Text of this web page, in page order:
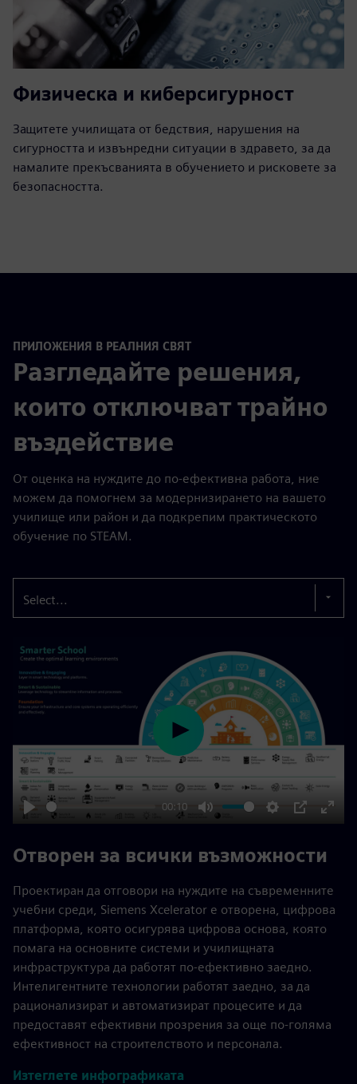
Физическа и киберсигурност
Защитете училищата от бедствия, нарушения на
сигурността и извънредни ситуации в здравето, за да
намалите прекъсванията в обучението и рисковете за
безопасността.
ПРИЛОЖЕНИЯ В РЕАЛНИЯ СВЯТ
Разгледайте решения,
които отключват трайно
въздействие
От оценка на нуждите до по-ефективна работа, ние
можем да помогнем за модернизирането на вашето
училище или район и да подкрепим практическото
обучение по STEAM.
Select...
Play
00:10
Mute Settings
PIP
Enter
Play
Отворен за всички възможности
Проектиран да отговори на нуждите на съвременните
учебни среди, Siemens Xcelerator е отворена, цифрова
платформа, която осигурява цифрова основа, която
помага на основните системи и училищната
инфраструктура да работят по-ефективно заедно.
Интелигентните технологии работят заедно, за да
рационализират и автоматизират процесите и да
предоставят ефективни прозрения за още по-голяма
ефективност на строителството и персонала.
Изтеглете инфографиката